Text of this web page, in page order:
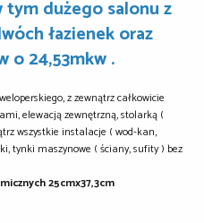
dużego salonu z
łazienek oraz
o 24,53mkw .
z zewnątrz całkowicie
elewacją zewnętrzną, stolarką (
wszystkie instalacje ( wod-kan,
tynki maszynowe ( ściany, sufity ) bez
25cmx37,3cm